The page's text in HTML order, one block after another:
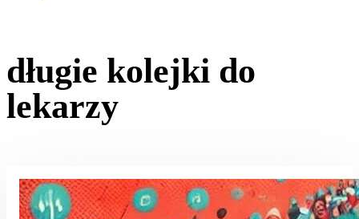
długie kolejki do
lekarzy